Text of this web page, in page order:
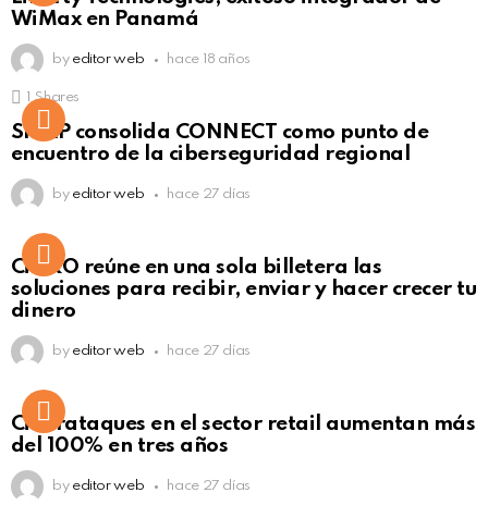
WiMax en Panamá
by editor web hace 18 años
Click to view this post
Shares
SISAP consolida CONNECT como punto de
encuentro de la ciberseguridad regional
by editor web hace 27 días
Not Safe For Work
Click to view this post
CiNKO reúne en una sola billetera las
soluciones para recibir, enviar y hacer crecer tu
dinero
by editor web hace 27 días
Ciberataques en el sector retail aumentan más
del 100% en tres años
by editor web hace 27 días